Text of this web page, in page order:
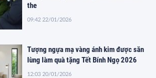
the
09:42 22/01/2026
Tượng ngựa mạ vàng ánh kim được săn
lùng làm quà tặng Tết Bính Ngọ 2026
12:03 20/01/2026